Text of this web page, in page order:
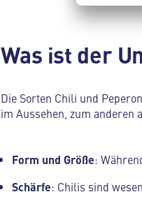
Was ist der
Die Sorten Chili und
im Aussehen, zum anderen
Form und Größe:
Schärfe: Chilis sind